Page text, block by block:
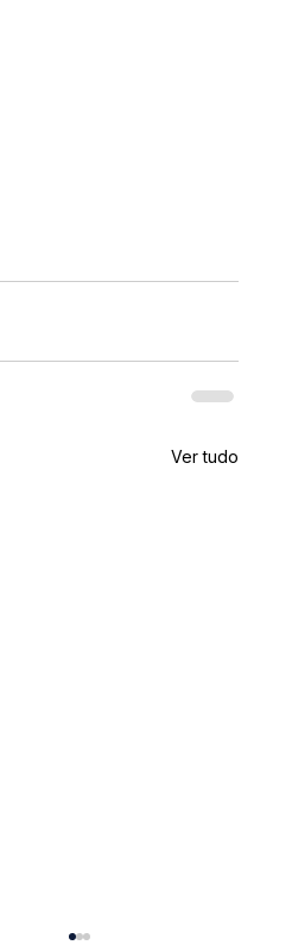
Ver tudo